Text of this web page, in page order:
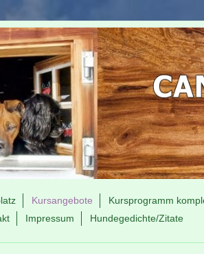
Kursangebote
Kursprogramm
Impressum Hundegedichte/Zitate